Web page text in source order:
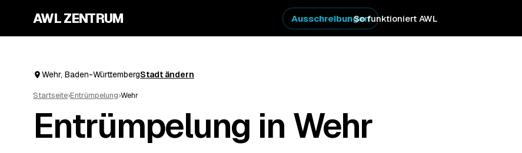
AWL ZENTRUM So funktioniert AWL
Ausschreibungen
Wehr, Baden-WürttembergStadt ändern
Startseite›Entrümpelung›Wehr
Entrümpelung in Wehr